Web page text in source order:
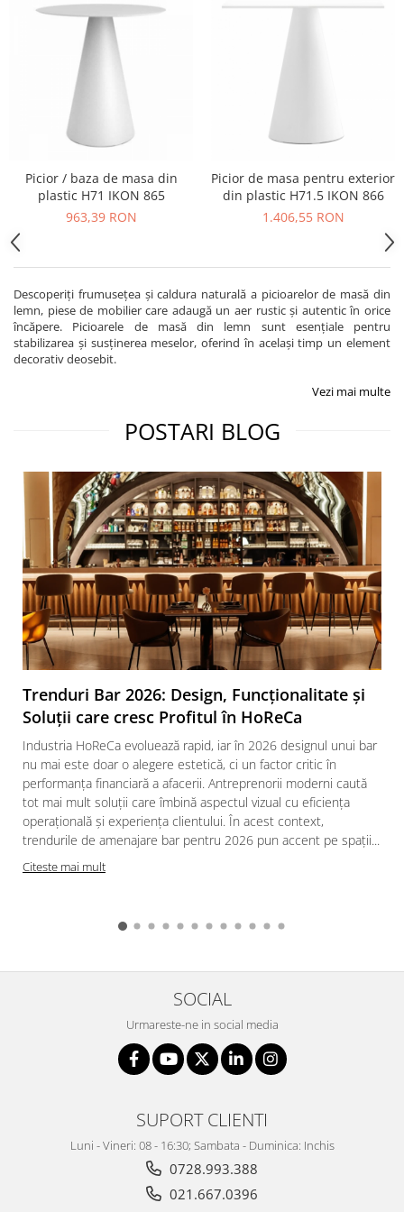
Fotolii din plastic
Banchete & tabureti
Baze de masa
Picioare de masa din lemn
Picioare de masa din metal
Picioare de masa din plastic
Scaune inalte de bar
Scaune de bar lemn
Scaune de bar metal
Baruri
Bar la comanda
Bar mobil
Vitrina bar / retrobar
Blaturi de masa
Blaturi din PAL
Blaturi din MDF
Blaturi din metal
Blaturi din Topalit
Blaturi din lemn masiv
Blaturi din HPL Compact
Blaturi din piatra naturala si
compozit
Scaune profesionale
Scaun laborator
Scaune de lucru
Umbrele cu picior lateral (ghiocel)
Mobilier luminos
Demifotolii si fotolii de terasa /
Fotolii cafenea
Fotolii restaurant
Tabureti & Bean Bag
Bean bags
Iluminat Urban
Stalpi de iluminat public stradal
Stalpi iluminat alei pietonale
parcuri si gradini
Picior / baza de masa din
plastic H71 IKON 865
963,39 RON
Picior de masa pentru exterior
din plastic H71.5 IKON 866
1.406,55 RON
Descoperiți frumusețea și caldura naturală a picioarelor de masă din
lemn, piese de mobilier care adaugă un aer rustic și autentic în orice
încăpere. Picioarele de masă din lemn sunt esențiale pentru
stabilizarea și susținerea meselor, oferind în același timp un element
decorativ deosebit.
Vezi mai multe
POSTARI BLOG
Trenduri Bar 2026: Design, Funcționalitate și
Soluții care cresc Profitul în HoReCa
Industria HoReCa evoluează rapid, iar în 2026 designul unui bar
nu mai este doar o alegere estetică, ci un factor critic în
performanța financiară a afacerii. Antreprenorii moderni caută
tot mai mult soluții care îmbină aspectul vizual cu eficiența
operațională și experiența clientului. În acest context,
trendurile de amenajare bar pentru 2026 pun accent pe spații...
Citeste mai mult
SOCIAL
Urmareste-ne in social media
SUPORT CLIENTI
Luni - Vineri: 08 - 16:30; Sambata - Duminica: Inchis
0728.993.388
021.667.0396